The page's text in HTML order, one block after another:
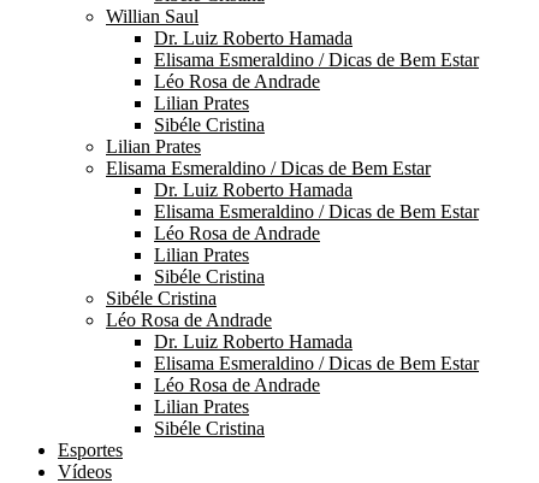
Willian Saul
Dr. Luiz Roberto Hamada
Elisama Esmeraldino / Dicas de Bem Estar
Léo Rosa de Andrade
Lilian Prates
Sibéle Cristina
Lilian Prates
Elisama Esmeraldino / Dicas de Bem Estar
Dr. Luiz Roberto Hamada
Elisama Esmeraldino / Dicas de Bem Estar
Léo Rosa de Andrade
Lilian Prates
Sibéle Cristina
Sibéle Cristina
Léo Rosa de Andrade
Dr. Luiz Roberto Hamada
Elisama Esmeraldino / Dicas de Bem Estar
Léo Rosa de Andrade
Lilian Prates
Sibéle Cristina
Esportes
Vídeos